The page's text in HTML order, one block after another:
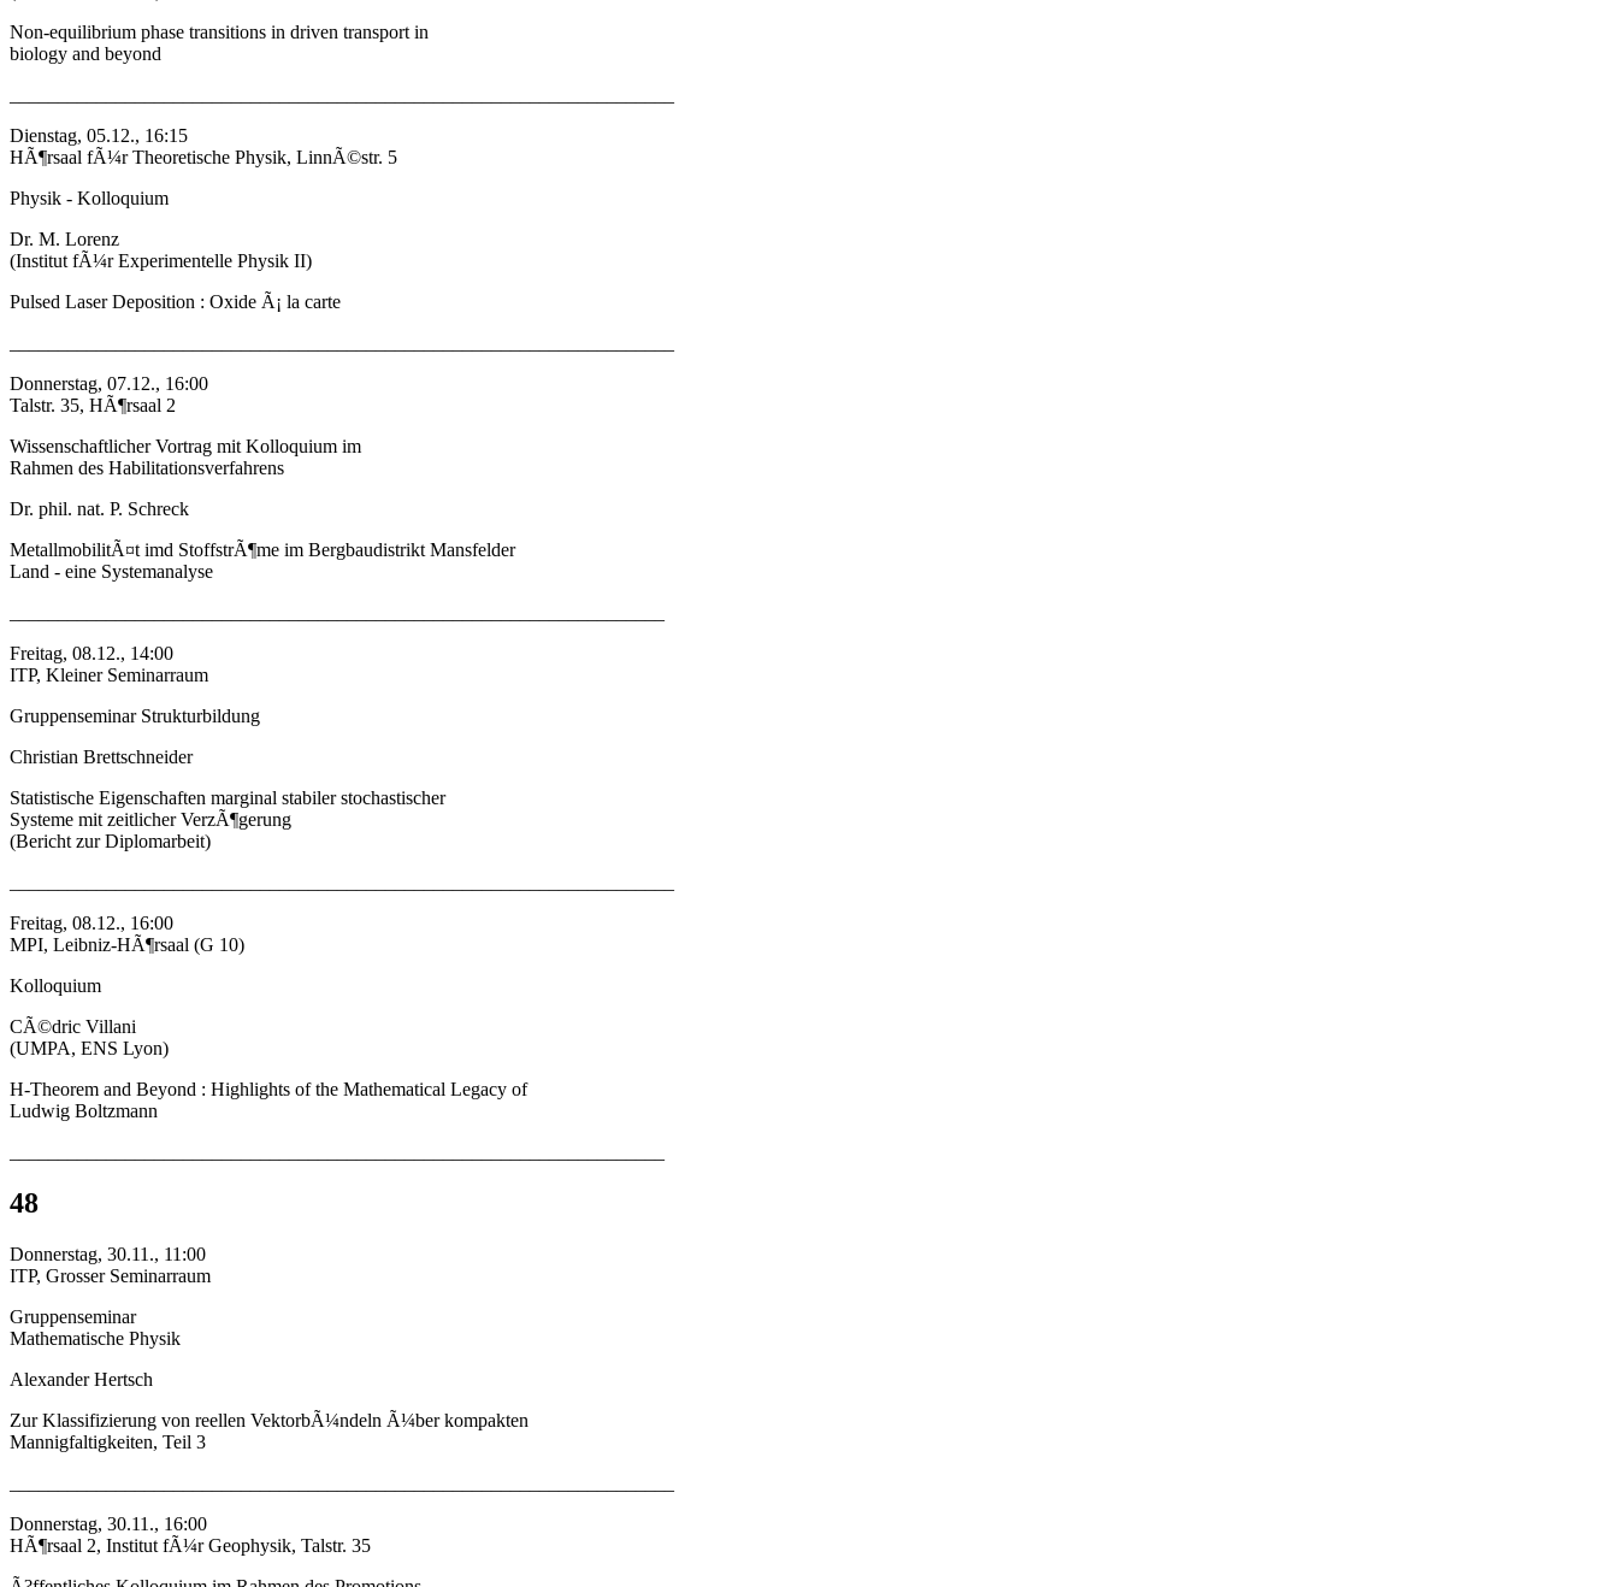
Non-equilibrium phase transitions in driven transport in
biology and beyond
Dienstag, 05.12., 16:15
HÃ¶rsaal fÃ¼r Theoretische Physik, LinnÃ©str. 5
Physik - Kolloquium
Dr. M. Lorenz
(Institut fÃ¼r Experimentelle Physik II)
Pulsed Laser Deposition : Oxide Ã¡ la carte
Donnerstag, 07.12., 16:00
Talstr. 35, HÃ¶rsaal 2
Wissenschaftlicher Vortrag mit Kolloquium im
Rahmen des Habilitationsverfahrens
Dr. phil. nat. P. Schreck
MetallmobilitÃ¤t imd StoffstrÃ¶me im Bergbaudistrikt Mansfelder
Land - eine Systemanalyse
Freitag, 08.12., 14:00
ITP, Kleiner Seminarraum
Gruppenseminar Strukturbildung
Christian Brettschneider
Statistische Eigenschaften marginal stabiler stochastischer
Systeme mit zeitlicher VerzÃ¶gerung
(Bericht zur Diplomarbeit)
Freitag, 08.12., 16:00
MPI, Leibniz-HÃ¶rsaal (G 10)
Kolloquium
CÃ©dric Villani
(UMPA, ENS Lyon)
H-Theorem and Beyond : Highlights of the Mathematical Legacy of
Ludwig Boltzmann
48
Donnerstag, 30.11., 11:00
ITP, Grosser Seminarraum
Gruppenseminar
Mathematische Physik
Alexander Hertsch
Zur Klassifizierung von reellen VektorbÃ¼ndeln Ã¼ber kompakten
Mannigfaltigkeiten, Teil 3
Donnerstag, 30.11., 16:00
HÃ¶rsaal 2, Institut fÃ¼r Geophysik, Talstr. 35